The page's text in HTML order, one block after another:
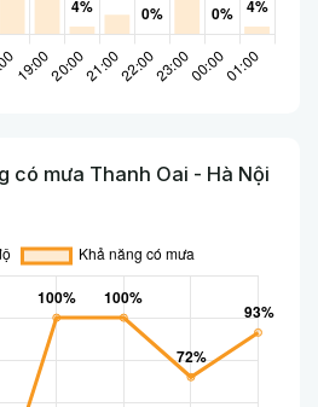
có mưa Thanh Oai - Hà Nội